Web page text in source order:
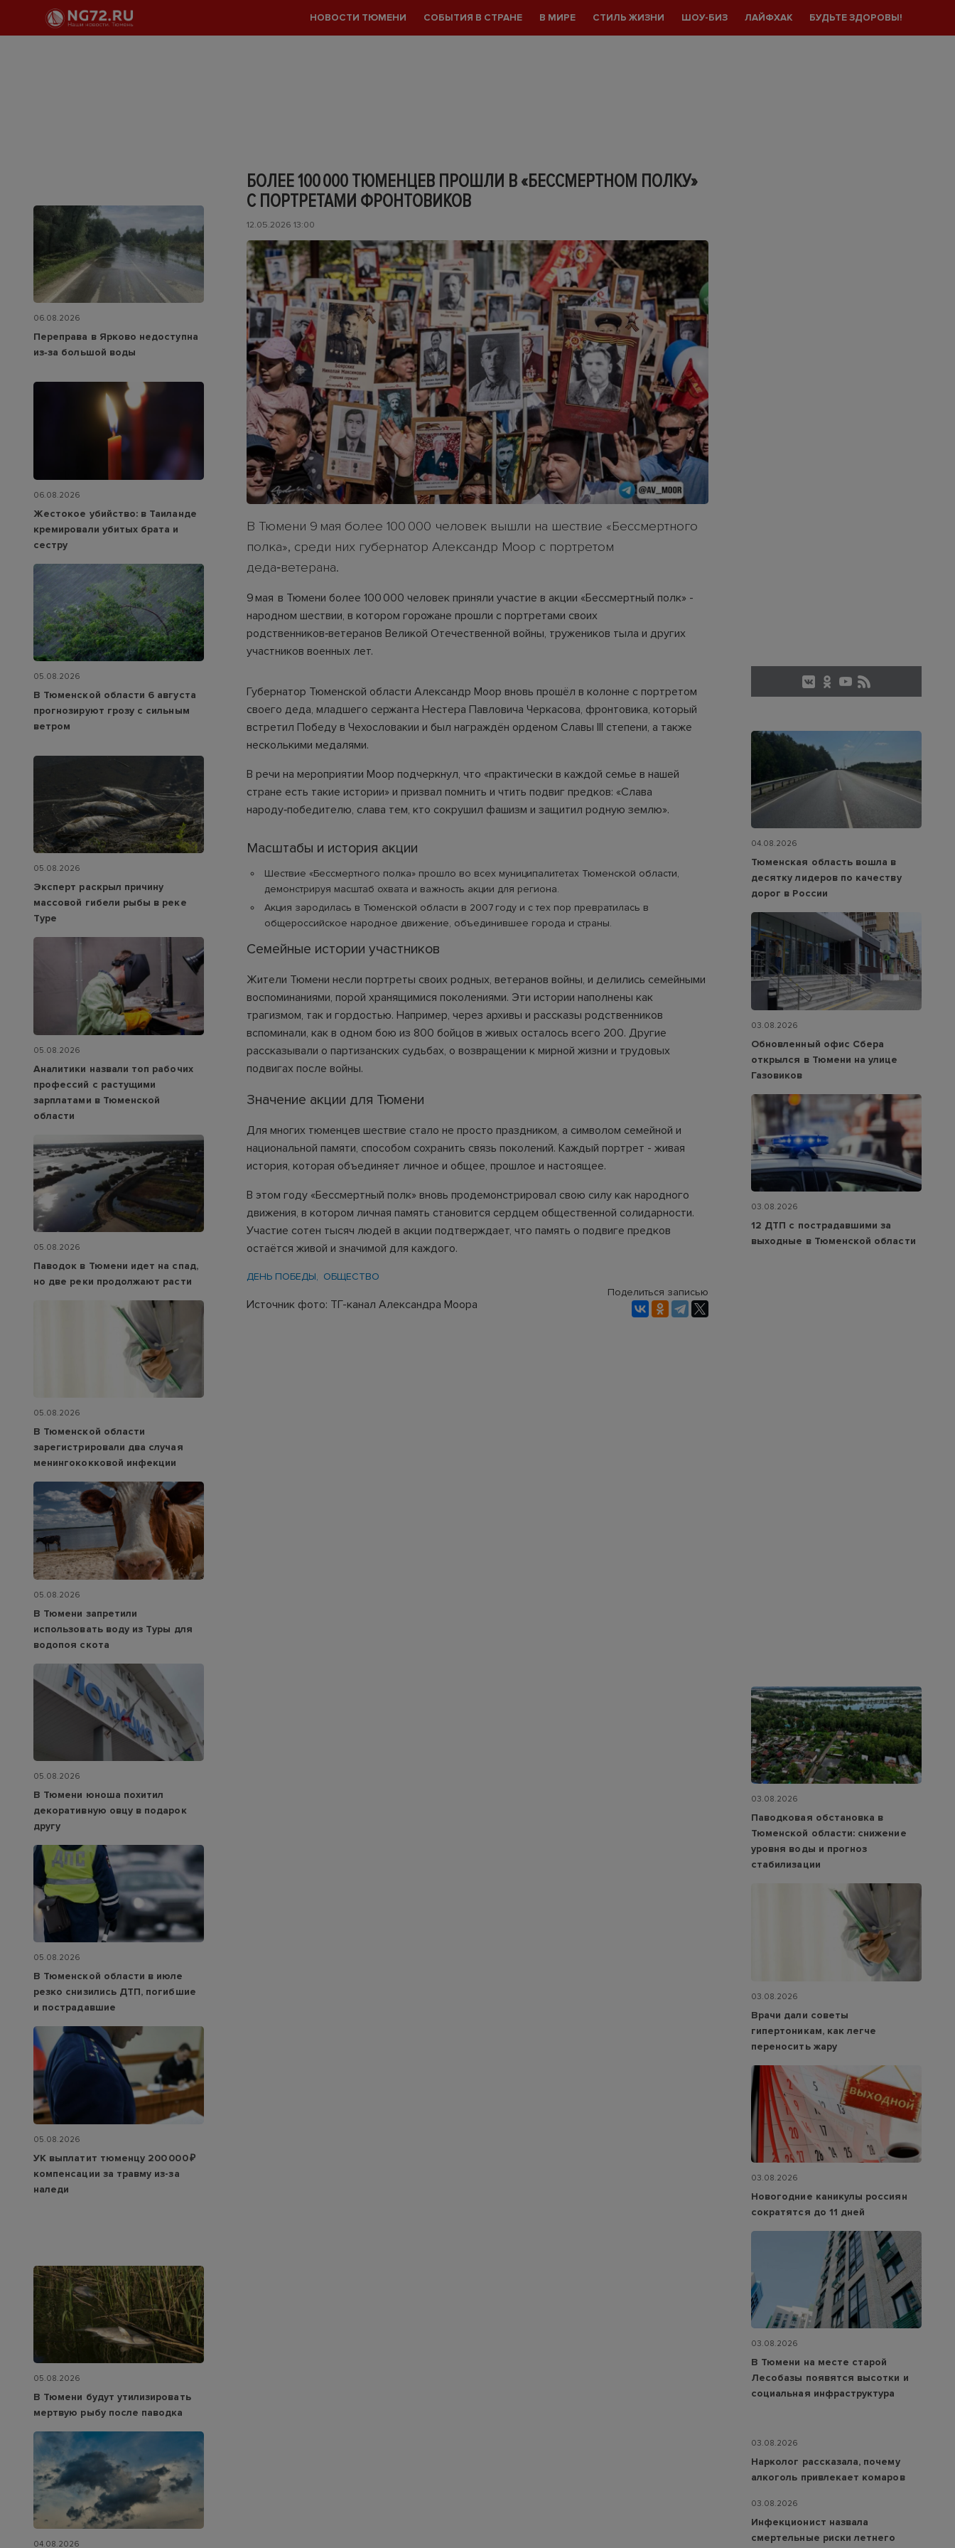
НОВОСТИ ТЮМЕНИ СОБЫТИЯ В СТРАНЕ В МИРЕ СТИЛЬ ЖИЗНИ ШОУ-БИЗ ЛАЙФХАК БУДЬТЕ ЗДОРОВЫ!
БОЛЕЕ 100 000 ТЮМЕНЦЕВ ПРОШЛИ В «БЕССМЕРТНОМ ПОЛКУ»
С ПОРТРЕТАМИ ФРОНТОВИКОВ
12.05.2026 13:00
В Тюмени 9 мая более 100 000 человек вышли на шествие «Бессмертного
полка», среди них губернатор Александр Моор с портретом
деда‑ветерана.
9 мая в Тюмени более 100 000 человек приняли участие в акции «Бессмертный полк» -
народном шествии, в котором горожане прошли с портретами своих
родственников‑ветеранов Великой Отечественной войны, тружеников тыла и других
участников военных лет.
Губернатор Тюменской области Александр Моор вновь прошёл в колонне с портретом
своего деда, младшего сержанта Нестера Павловича Черкасова, фронтовика, который
встретил Победу в Чехословакии и был награждён орденом Славы III степени, а также
несколькими медалями.
В речи на мероприятии Моор подчеркнул, что «практически в каждой семье в нашей
стране есть такие истории» и призвал помнить и чтить подвиг предков: «Слава
народу‑победителю, слава тем, кто сокрушил фашизм и защитил родную землю».
Масштабы и история акции
Шествие «Бессмертного полка» прошло во всех муниципалитетах Тюменской области,
демонстрируя масштаб охвата и важность акции для региона.
Акция зародилась в Тюменской области в 2007 году и с тех пор превратилась в
общероссийское народное движение, объединившее города и страны.
Семейные истории участников
Жители Тюмени несли портреты своих родных, ветеранов войны, и делились семейными
воспоминаниями, порой хранящимися поколениями. Эти истории наполнены как
трагизмом, так и гордостью. Например, через архивы и рассказы родственников
вспоминали, как в одном бою из 800 бойцов в живых осталось всего 200. Другие
рассказывали о партизанских судьбах, о возвращении к мирной жизни и трудовых
подвигах после войны.
Значение акции для Тюмени
Для многих тюменцев шествие стало не просто праздником, а символом семейной и
национальной памяти, способом сохранить связь поколений. Каждый портрет - живая
история, которая объединяет личное и общее, прошлое и настоящее.
В этом году «Бессмертный полк» вновь продемонстрировал свою силу как народного
движения, в котором личная память становится сердцем общественной солидарности.
Участие сотен тысяч людей в акции подтверждает, что память о подвиге предков
остаётся живой и значимой для каждого.
ДЕНЬ ПОБЕДЫ ОБЩЕСТВО
Источник фото: ТГ-канал Александра Моора
Поделиться записью
06.08.2026
Переправа в Ярково недоступна
из‑за большой воды
06.08.2026
Жестокое убийство: в Таиланде
кремировали убитых брата и
сестру
05.08.2026
В Тюменской области 6 августа
прогнозируют грозу с сильным
ветром
05.08.2026
Эксперт раскрыл причину
массовой гибели рыбы в реке
Туре
05.08.2026
Аналитики назвали топ рабочих
профессий с растущими
зарплатами в Тюменской
области
05.08.2026
Паводок в Тюмени идет на спад,
но две реки продолжают расти
05.08.2026
В Тюменской области
зарегистрировали два случая
менингококковой инфекции
05.08.2026
В Тюмени запретили
использовать воду из Туры для
водопоя скота
05.08.2026
В Тюмени юноша похитил
декоративную овцу в подарок
другу
05.08.2026
В Тюменской области в июле
резко снизились ДТП, погибшие
и пострадавшие
05.08.2026
УК выплатит тюменцу 200 000 ₽
компенсации за травму из-за
наледи
05.08.2026
В Тюмени будут утилизировать
мертвую рыбу после паводка
04.08.2026
04.08.2026
Тюменская область вошла в
десятку лидеров по качеству
дорог в России
03.08.2026
Обновленный офис Сбера
открылся в Тюмени на улице
Газовиков
03.08.2026
12 ДТП с пострадавшими за
выходные в Тюменской области
03.08.2026
Паводковая обстановка в
Тюменской области: снижение
уровня воды и прогноз
стабилизации
03.08.2026
Врачи дали советы
гипертоникам, как легче
переносить жару
03.08.2026
Новогодние каникулы россиян
сократятся до 11 дней
03.08.2026
В Тюмени на месте старой
Лесобазы появятся высотки и
социальная инфраструктура
03.08.2026
Нарколог рассказала, почему
алкоголь привлекает комаров
03.08.2026
Инфекционист назвала
смертельные риски летнего